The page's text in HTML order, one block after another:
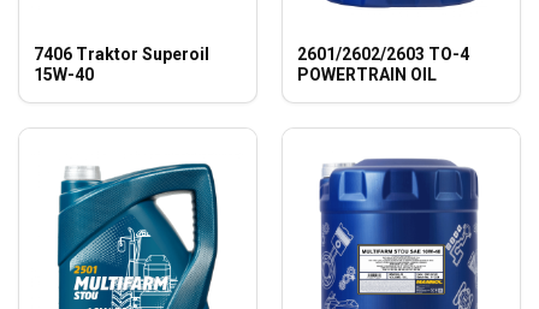
7406 Traktor Superoil
15W-40
2601/2602/2603 TO-4
POWERTRAIN OIL